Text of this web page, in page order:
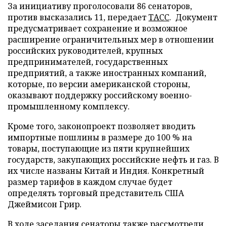
За инициативу проголосовали 86 сенаторов,
против высказались 11, передаетТАСС. Документ
предусматривает сохранение и возможное
расширение ограничительных мер в отношении
российских руководителей, крупных
предпринимателей, государственных
предприятий, а также иностранных компаний,
которые, по версии американской стороны,
оказывают поддержку российскому военно-
промышленному комплексу.
Кроме того, законопроект позволяет вводить
импортные пошлины в размере до 100 % на
товары, поступающие из пяти крупнейших
государств, закупающих российские нефть и газ. В
их числе названы Китай и Индия. Конкретный
размер тарифов в каждом случае будет
определять торговый представитель США
Джеймисон Грир.